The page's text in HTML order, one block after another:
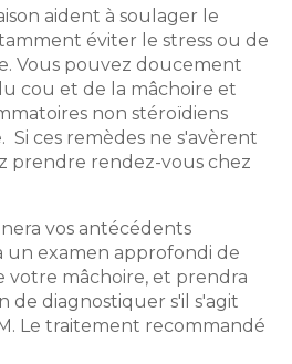
aident à soulager le
éviter le stress ou de
Vous pouvez doucement
cou et de la mâchoire et
non stéroïdiens
Si ces remèdes ne s'avèrent
prendre rendez-vous chez
vos antécédents
un examen approfondi de
votre mâchoire, et prendra
de diagnostiquer s'il s'agit
Le traitement recommandé